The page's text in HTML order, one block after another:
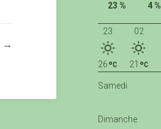
→
23 %
4 %
23
26
02
21
Samedi
Dimanche